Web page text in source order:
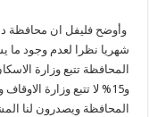
المحافظة ويصدرون لنا